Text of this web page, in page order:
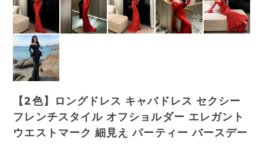
【2色】ロングドレス キャバドレス セクシー
フレンチスタイル オフショルダー エレガント
ウエストマーク 細見え パーティー バースデー